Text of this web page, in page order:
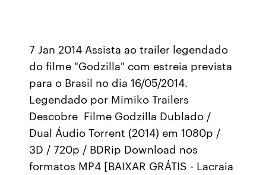
7 Jan 2014 Assista ao trailer legendado
do filme "Godzilla" com estreia prevista
para o Brasil no dia 16/05/2014.
Legendado por Mimiko Trailers
Descobre Filme Godzilla Dublado /
Dual Áudio Torrent (2014) em 1080p /
3D / 720p / BDRip Download nos
formatos MP4 [BAIXAR GRÁTIS - Lacraia